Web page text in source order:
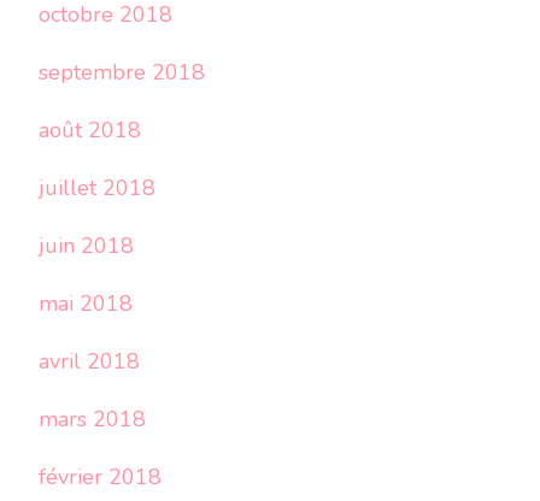
octobre 2018
septembre 2018
août 2018
juillet 2018
juin 2018
mai 2018
avril 2018
mars 2018
février 2018